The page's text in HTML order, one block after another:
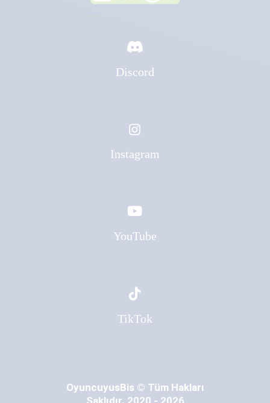
Discord
Instagram
YouTube
TikTok
OyuncuyusBis © Tüm Hakları
Saklıdır. 2020 - 2026